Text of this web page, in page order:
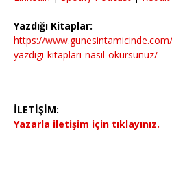
Yazdığı Kitaplar:
https://
yazdigi-kitaplari-nasil-okursunuz/
İLETİŞİM:
Yazarla iletişim için tıklayınız.